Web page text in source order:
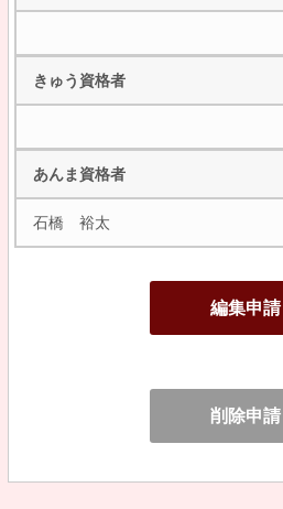
きゅう資格者
あんま資格者
石橋 裕太
編集申請
削除申請